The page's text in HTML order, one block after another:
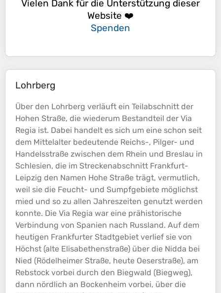
Vielen Dank für die Unterstützung dieser
Website ❤️
Spenden
Lohrberg
Über den Lohrberg verläuft ein Teilabschnitt der
Hohen Straße, die wiederum Bestandteil der Via
Regia ist. Dabei handelt es sich um eine schon seit
dem Mittelalter bedeutende Reichs-, Pilger- und
Handelsstraße zwischen dem Rhein und Breslau in
Schlesien, die im Streckenabschnitt Frankfurt-
Leipzig den Namen Hohe Straße trägt, vermutlich,
weil sie die Feucht- und Sumpfgebiete möglichst
mied und so zu allen Jahreszeiten genutzt werden
konnte. Die Via Regia war eine prähistorische
Verbindung von Spanien nach Russland. Auf dem
heutigen Frankfurter Stadtgebiet verlief sie von
Höchst (alte Elisabethenstraße) über die Nidda bei
Nied (Rödelheimer Straße, heute Oeserstraße), am
Rebstock vorbei durch den Biegwald (Biegweg),
dann nördlich an Bockenheim vorbei, über die